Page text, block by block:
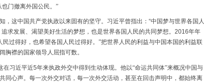
门撤离外国公民。”
这中国共产党执政以来固有的坚守。习近平曾指出： “中国梦与世界各国人
求发展、渴望美好生活的梦想，也是世界各国人民的共同梦想。 2016年年
民过得好，也希望各国人民过得好。”把世界人民的利益与中国本国的利益联
胸襟的国家领导人屈指可数。
在习近平近5年来执政外交中得到生动体现。他以“命运共同体”来概况中国与
同心声。每一次外交对话，每一次外交活动，甚至在回击声明中，都始终离